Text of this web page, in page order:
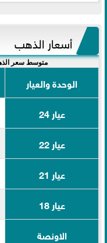
أسعار الذهب
متوسط سعر
الوحدة والعيار
عيار 24
عيار 22
عيار 21
عيار 18
الاونصة